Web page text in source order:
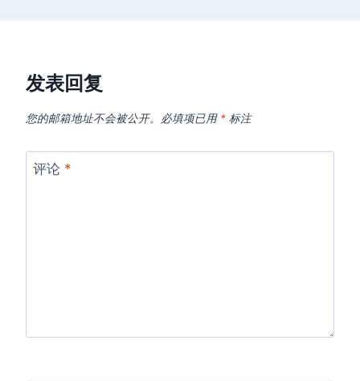
发表回复
您的邮箱地址不会被公开。 必填项已用 * 标注
评论 *